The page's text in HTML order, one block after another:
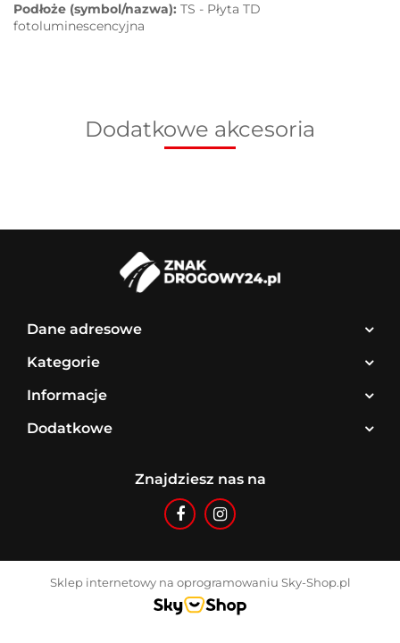
Podłoże (symbol/nazwa): TS - Płyta TD
fotoluminescencyjna
Dodatkowe akcesoria
Dane adresowe
Kategorie
Informacje
Dodatkowe
Znajdziesz nas na
Sklep internetowy na oprogramowaniu Sky-Shop.pl